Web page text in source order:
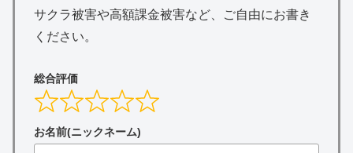
サクラ被害や高額課金被害など、ご自由にお書き
ください。
総合評価
お名前(ニックネーム)